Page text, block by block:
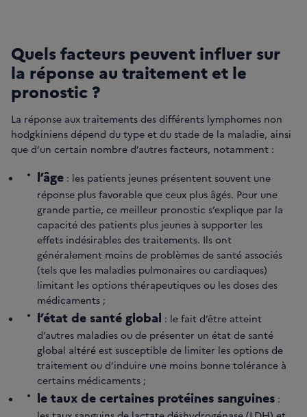
Quels facteurs peuvent influer sur
la réponse au traitement et le
pronostic ?
La réponse aux traitements des différents lymphomes non
hodgkiniens dépend du type et du stade de la maladie, ainsi
que d’un certain nombre d’autres facteurs, notamment :
l’âge : les patients jeunes présentent souvent une
réponse plus favorable que ceux plus âgés. Pour une
grande partie, ce meilleur pronostic s’explique par la
capacité des patients plus jeunes à supporter les
effets indésirables des traitements. Ils ont
généralement moins de problèmes de santé associés
(tels que les maladies pulmonaires ou cardiaques)
limitant les options thérapeutiques ou les doses des
médicaments ;
l’état de santé global : le fait d’être atteint
d’autres maladies ou de présenter un état de santé
global altéré est susceptible de limiter les options de
traitement ou d’induire une moins bonne tolérance à
certains médicaments ;
le taux de certaines protéines sanguines :